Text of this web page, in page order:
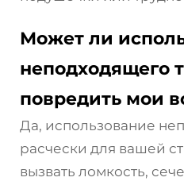
Может ли
неподходящего
повредить мои
Да, использование
расчески для вашей
вызвать ломкость,